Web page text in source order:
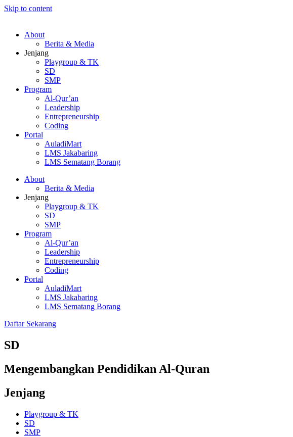
Skip to content
About
Berita & Media
Jenjang
Playgroup & TK
SD
SMP
Program
Al-Qur’an
Leadership
Entrepreneurship
Coding
Portal
AuladiMart
LMS Jakabaring
LMS Sematang Borang
About
Berita & Media
Jenjang
Playgroup & TK
SD
SMP
Program
Al-Qur’an
Leadership
Entrepreneurship
Coding
Portal
AuladiMart
LMS Jakabaring
LMS Sematang Borang
Daftar Sekarang
SD
Mengembangkan Pendidikan Al-Quran
Jenjang
Playgroup & TK
SD
SMP